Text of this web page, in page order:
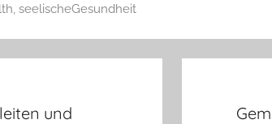
, seelischeGesundheit
und